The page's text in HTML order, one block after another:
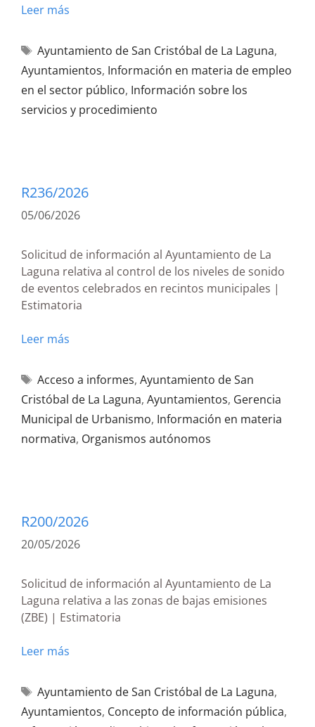
Leer más
Ayuntamiento de San Cristóbal de La Laguna,
Ayuntamientos, Información en materia de empleo
en el sector público, Información sobre los
servicios y procedimiento
R236/2026
05/06/2026
Solicitud de información al Ayuntamiento de La
Laguna relativa al control de los niveles de sonido
de eventos celebrados en recintos municipales |
Estimatoria
Leer más
Acceso a informes, Ayuntamiento de San
Cristóbal de La Laguna, Ayuntamientos, Gerencia
Municipal de Urbanismo, Información en materia
normativa, Organismos autónomos
R200/2026
20/05/2026
Solicitud de información al Ayuntamiento de La
Laguna relativa a las zonas de bajas emisiones
(ZBE) | Estimatoria
Leer más
Ayuntamiento de San Cristóbal de La Laguna,
Ayuntamientos, Concepto de información pública,